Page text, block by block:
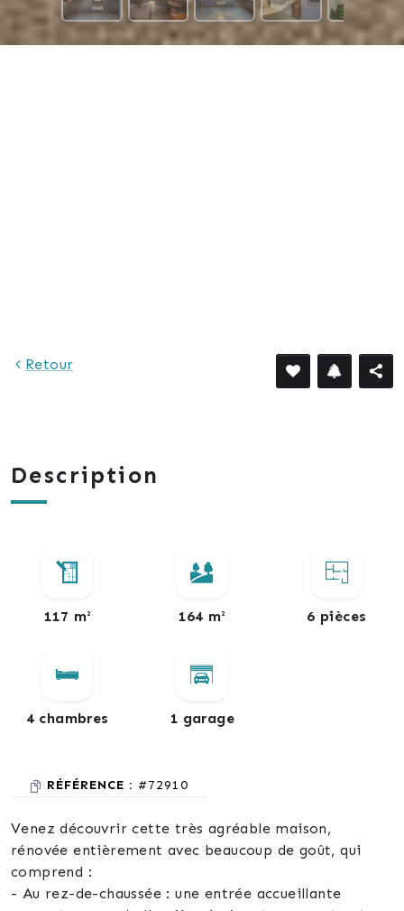
Retour
Description
117 m² 164 m² 6 pièces
4 chambres 1 garage
RÉFÉRENCE : #72910
Venez découvrir cette très agréable maison,
rénovée entièrement avec beaucoup de goût, qui
comprend :
- Au rez-de-chaussée : une entrée accueillante